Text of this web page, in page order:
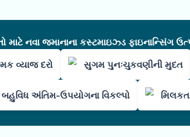
માટે નવા જમાનાના કસ્ટમાઇઝ્ડ ફાઇનાન્સિંગ
વ્યાજ દરો સુગમ પુનઃચુકવણીની મુદત
બહુવિધ અંતિમ-ઉપયોગના વિકલ્પો